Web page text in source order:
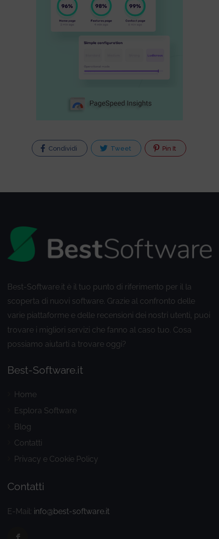
Condividi Tweet Pin It
Best-Software.it è il tuo punto di riferimento per il la
scoperta di nuovi software. Grazie al confronto delle
varie piattaforme e delle recensioni dei nostri utenti, puoi
trovare i migliori servizi che fanno al caso tuo. Cosa
possiamo aiutarti a trovare oggi?
Best-Software.it
Home
Esplora Software
Blog
Contatti
Privacy e Cookie Policy
Contatti
E-Mail: info@best-software.it